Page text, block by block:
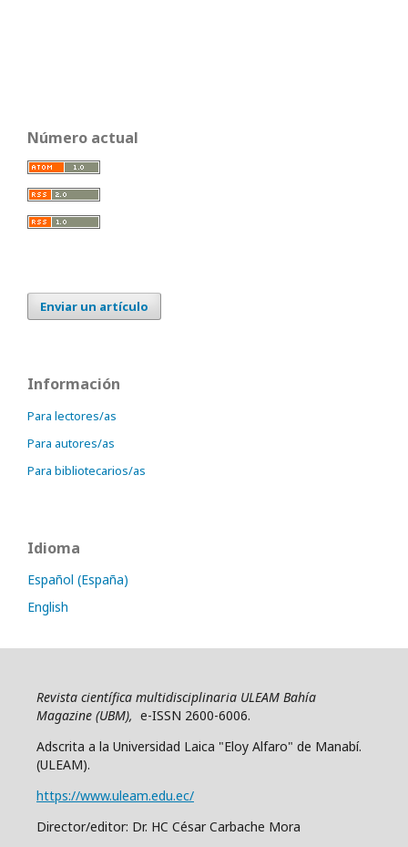
Número actual
Enviar un artículo
Información
Para lectores/as
Para autores/as
Para bibliotecarios/as
Idioma
Español (España)
English
Revista científica multidisciplinaria ULEAM Bahía
Magazine (UBM), e-ISSN 2600-6006.
Adscrita a la Universidad Laica "Eloy Alfaro" de Manabí.
(ULEAM).
https://www.uleam.edu.ec/
Director/editor: Dr. HC César Carbache Mora